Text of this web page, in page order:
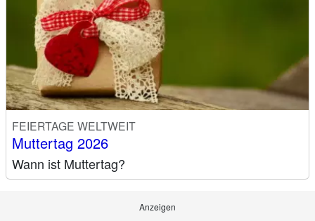
FEIERTAGE WELTWEIT
Muttertag 2026
Wann ist Muttertag?
Anzeigen